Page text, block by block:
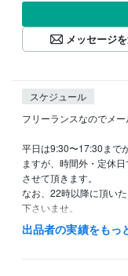
メッセージ
スケジュール
フリーランスなのでメー
平日は9:30〜17:30まで
ますが、時間外・定休
させて頂きます。
なお、22時以降に頂い
下さいませ。
なお、サービス料金の
出品者の実績をもっ